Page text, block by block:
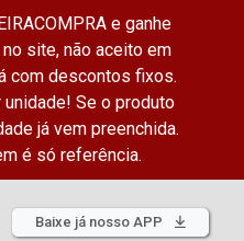
e ganhe
site, não aceito em
com descontos fixos.
Se o produto
já vem preenchida.
é só referência.
Baixe já nosso APP